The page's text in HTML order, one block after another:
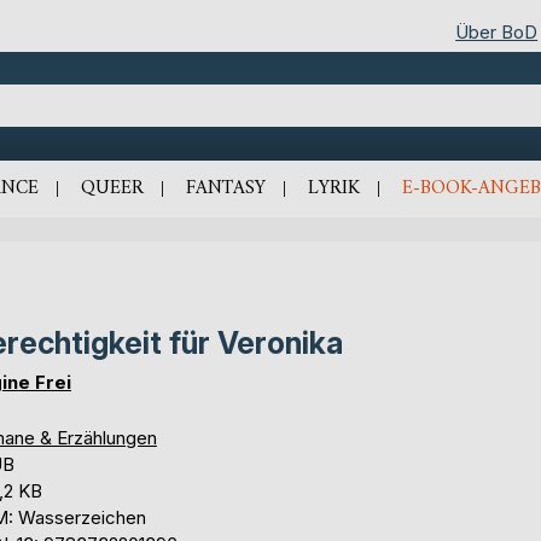
Über BoD
QUEER FANTASY LYRIK E-BOOK-
für Veronika
Frei
& Erzählungen
KB
Wasserzeichen